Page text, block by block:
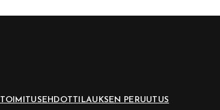
TOIMITUSEHDOTTILAUKSEN PERUUTUS